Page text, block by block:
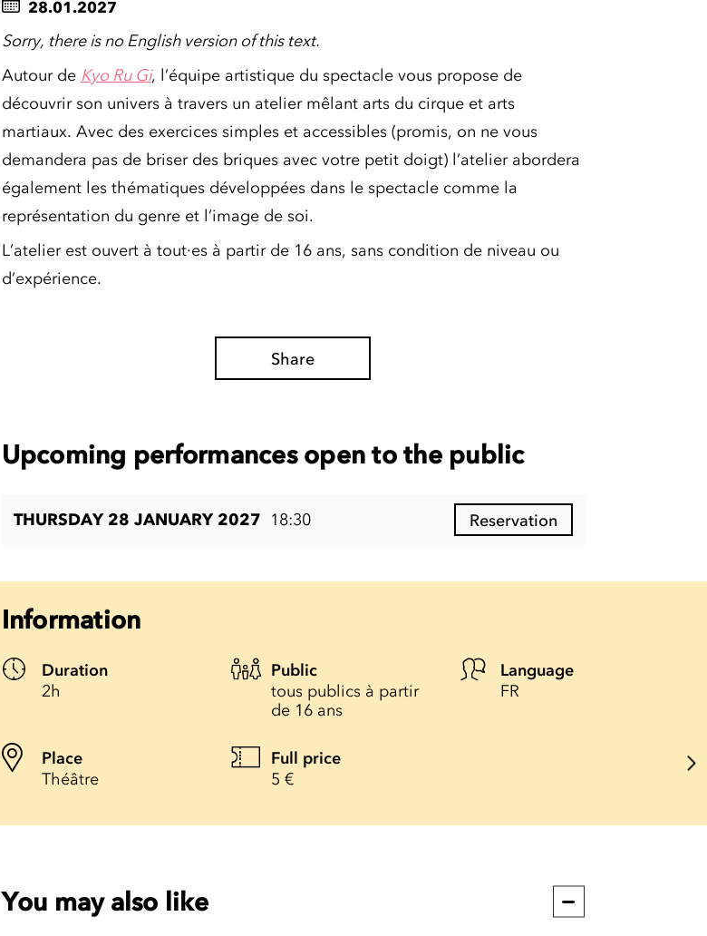
28.01.2027
Sorry, there is no English version of this text.
Autour de Kyo Ru Gi, l’équipe artistique du spectacle vous propose de
découvrir son univers à travers un atelier mêlant arts du cirque et arts
martiaux. Avec des exercices simples et accessibles (promis, on ne vous
demandera pas de briser des briques avec votre petit doigt) l’atelier abordera
également les thématiques développées dans le spectacle comme la
représentation du genre et l’image de soi.
L’atelier est ouvert à tout·es à partir de 16 ans, sans condition de niveau ou
d’expérience.
Share
Upcoming performances open to the public
THURSDAY 28 JANUARY 2027 18:30 Reservation
Information
Duration
2h
Public
tous publics à partir
de 16 ans
Language
FR
Place
Théâtre
Full price
5 €
You may also like